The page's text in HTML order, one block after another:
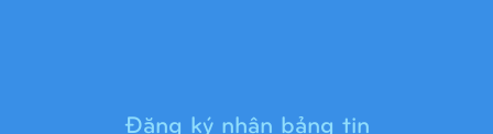
Đăng ký nhận bảng tin